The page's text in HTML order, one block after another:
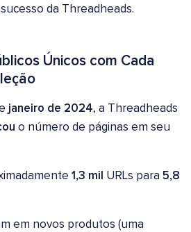
da Threadheads.
Únicos com Cada
janeiro de 2024, a Threadheads
o número de páginas em seu
1,3 mil URLs para 5,8
em novos produtos (uma